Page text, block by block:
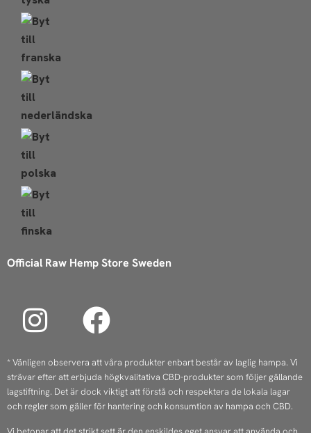
Official Raw Hemp Store Sweden
I
n
s
t
a
F
a
c
e
b
* Vänligen observera att våra produkter enbart består av laglig hampa. Vi
strävar efter att erbjuda högkvalitativa CBD-produkter som följer gällande
lagstiftning. Det är dock viktigt att förstå och respektera de lokala lagar
och regler som gäller för hantering och konsumtion av hampa och CBD.